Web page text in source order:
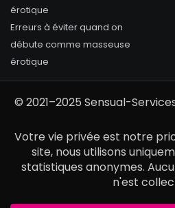
érotique
Erreurs à éviter quand on
débute comme masseuse
érotique
© 2021–2025 Sensual-